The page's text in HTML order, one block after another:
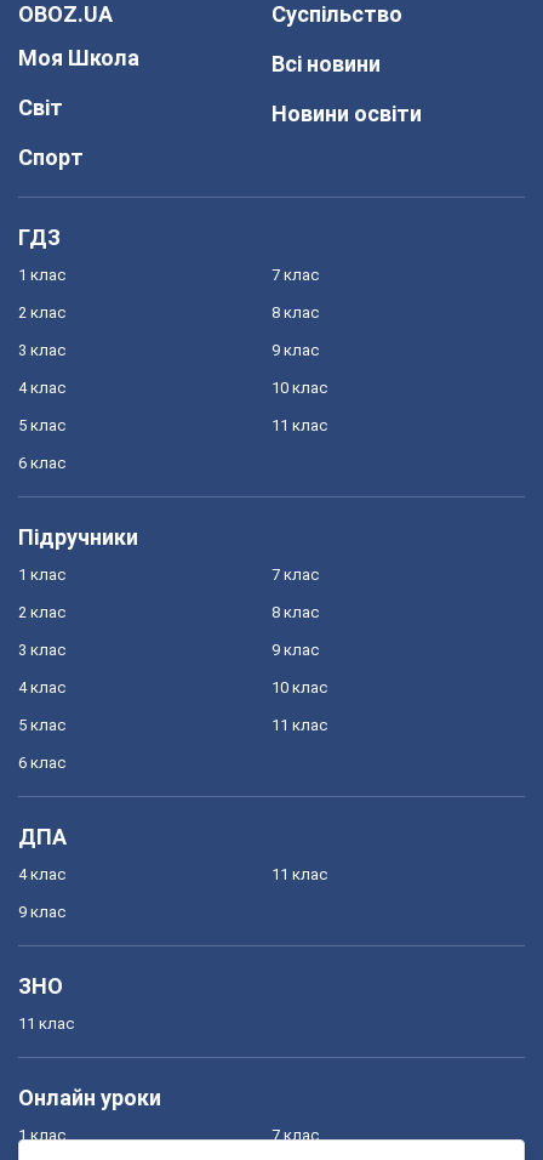
OBOZ.UA
Моя Школа
Світ
Спорт
Суспільство
Всі новини
Новини освіти
ГДЗ
1 клас
2 клас
3 клас
4 клас
5 клас
6 клас
7 клас
8 клас
9 клас
10 клас
11 клас
Підручники
1 клас
2 клас
3 клас
4 клас
5 клас
6 клас
7 клас
8 клас
9 клас
10 клас
11 клас
ДПА
4 клас
9 клас
11 клас
ЗНО
11 клас
Онлайн уроки
1 клас 7 клас